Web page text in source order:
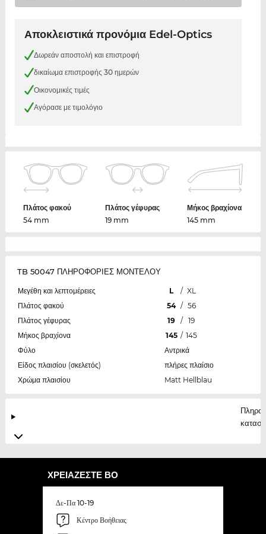
Αποκλειστικά προνόμια Edel-Optics
Δωρεάν αποστολή και επιστροφή
δικαίωμα επιστροφής 30 ημερών
Οικονομικές τιμές
Αγόρασε με τιμολόγιο
Πλάτος φακού
54 mm
Πλάτος γέφυρας
19 mm
Μήκος βραχίονα
145 mm
TB 50047 ΠΛΗΡΟΦΟΡΙΕΣ ΜΟΝΤΕΛΟΥ
Μεγέθη και λεπτομέρειες L / XL
Πλάτος φακού
54 / 56
Πλάτος γέφυρας
19 /
19
Μήκος βραχίονα
145 / 145
Φύλο
Αντρικά
Είδος πλαισίου (σκελετός)
πλήρες πλαίσιο
Χρώμα πλαισίου
Matt Hellblau
ΧΡΕΙΆΖΕΣΤΕ ΒΟ
Δε-Πα 10-19
Κέντρο Βοήθειας